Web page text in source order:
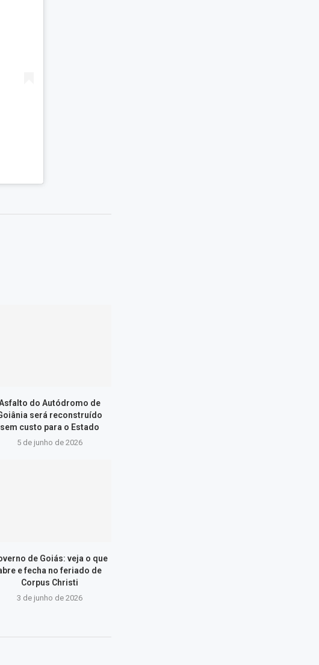
do Autódromo de
será reconstruído
sem custo para o Estado
5 de junho de 2026
de Goiás: veja o que
e fecha no feriado de
Corpus Christi
3 de junho de 2026